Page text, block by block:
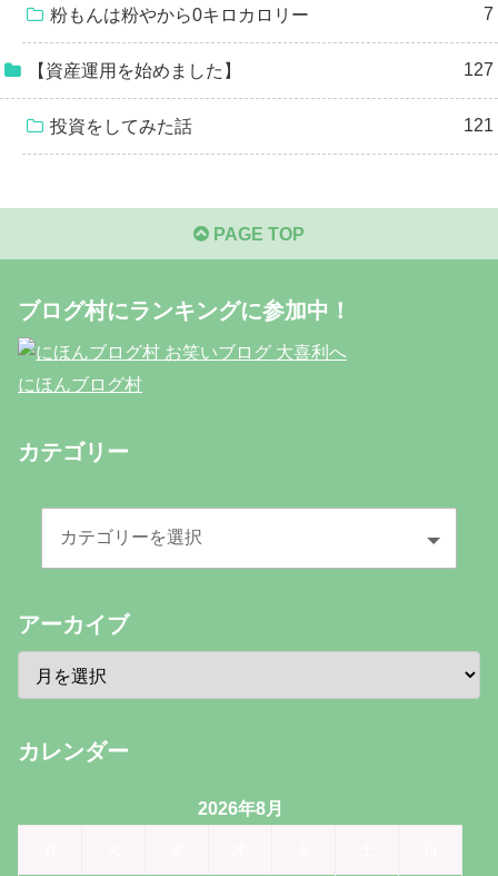
粉もんは粉やから0キロカロリー 7
【資産運用を始めました】 127
投資をしてみた話 121
PAGE TOP
ブログ村にランキングに参加中！
にほんブログ村
カテゴリー
アーカイブ
カレンダー
2026年8月